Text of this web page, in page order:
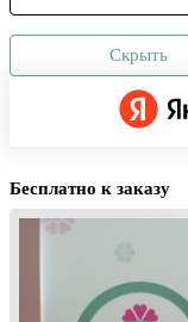
Скрыть
Бесплатно к заказу